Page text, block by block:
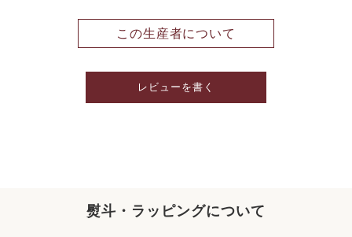
この生産者について
レビューを書く
熨斗・ラッピングについて